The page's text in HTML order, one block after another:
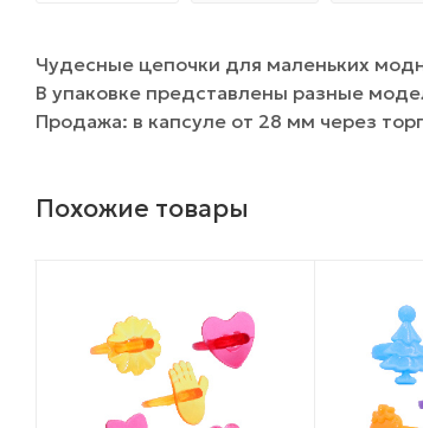
Чудесные цепочки для маленьких
В упаковке представлены разные
Продажа: в капсуле от 28 мм через
Похожие товары